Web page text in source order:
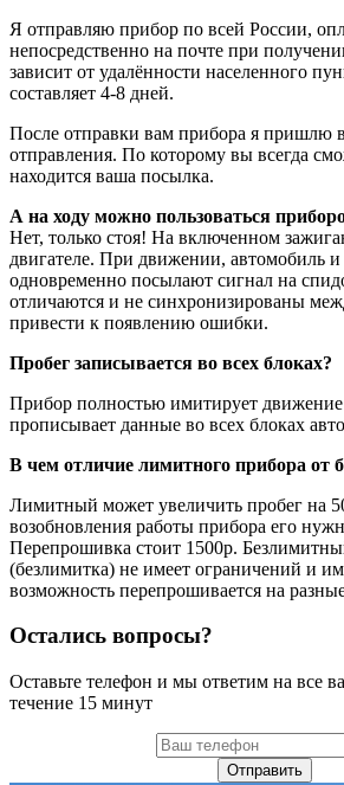
Я отправляю прибор по всей России,
непосредственно на почте при
зависит от удалённости населенного
составляет 4-8 дней.
После отправки вам прибора я пришлю
отправления. По которому вы всегда
находится ваша посылка.
А на ходу можно пользоваться
Нет, только стоя! На включенном
двигателе. При движении, автомобиль
одновременно посылают сигнал на
отличаются и не синхронизированы
привести к появлению ошибки.
Пробег записывается во всех блоках?
Прибор полностью имитирует
прописывает данные во всех блоках
В чем отличие лимитного прибора от
Лимитный может увеличить пробег на
возобновления работы прибора его
Перепрошивка стоит 1500р.
(безлимитка) не имеет ограничений и
возможность перепрошивается на
Остались вопросы?
Оставьте телефон и мы ответим на все
течение 15 минут
Отправить